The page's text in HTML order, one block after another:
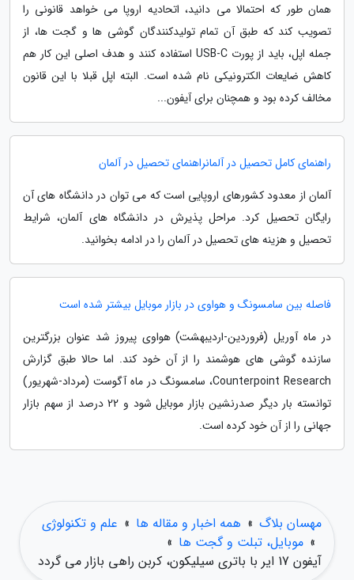
همان طور که احتمالا می دانید، اتحادیه اروپا می خواهد قانونی را
تصویب کند که طبق آن تمام تولیدکنندگان گوشی ها و گجت ها، از
جمله اپل، باید از پورت USB-C استفاده کنند و هدف اصلی این کار هم
کاهش ضایعات الکترونیکی نام شده است. البته اپل قبلا با این قانون
مخالف کرده بود و همچنان برای آیفون...
راهنمای کامل تحصیل در آلمانراهنمای تحصیل در آلمان
آلمان از معدود کشورهای اروپایی است که می توان در دانشگاه های آن
رایگان تحصیل کرد. مراحل پذیرش در دانشگاه های آلمان، شرایط
تحصیل و هزینه های تحصیل در آلمان را در ادامه بخوانید.
فاصله بین سامسونگ و هواوی در بازار موبایل بیشتر شده است
در ماه آوریل (فروردین-اردیبهشت) هواوی پیروز شد عنوان بزرگترین
سازنده گوشی های هوشمند را از آن خود کند. اما حالا طبق گزارش
Counterpoint Research، سامسونگ در ماه آگوست (مرداد-شهریور)
توانسته بار دیگر صدرنشین بازار موبایل شود و 22 درصد از سهم بازار
جهانی را از آن خود کرده است.
مهسان بلاگ » همه اخبار و مقاله ها » علم و تکنولوژی
» موبایل، تبلت و گجت ها »
آیفون 17 ایر با باتری سیلیکون، کربن راهی بازار می گردد